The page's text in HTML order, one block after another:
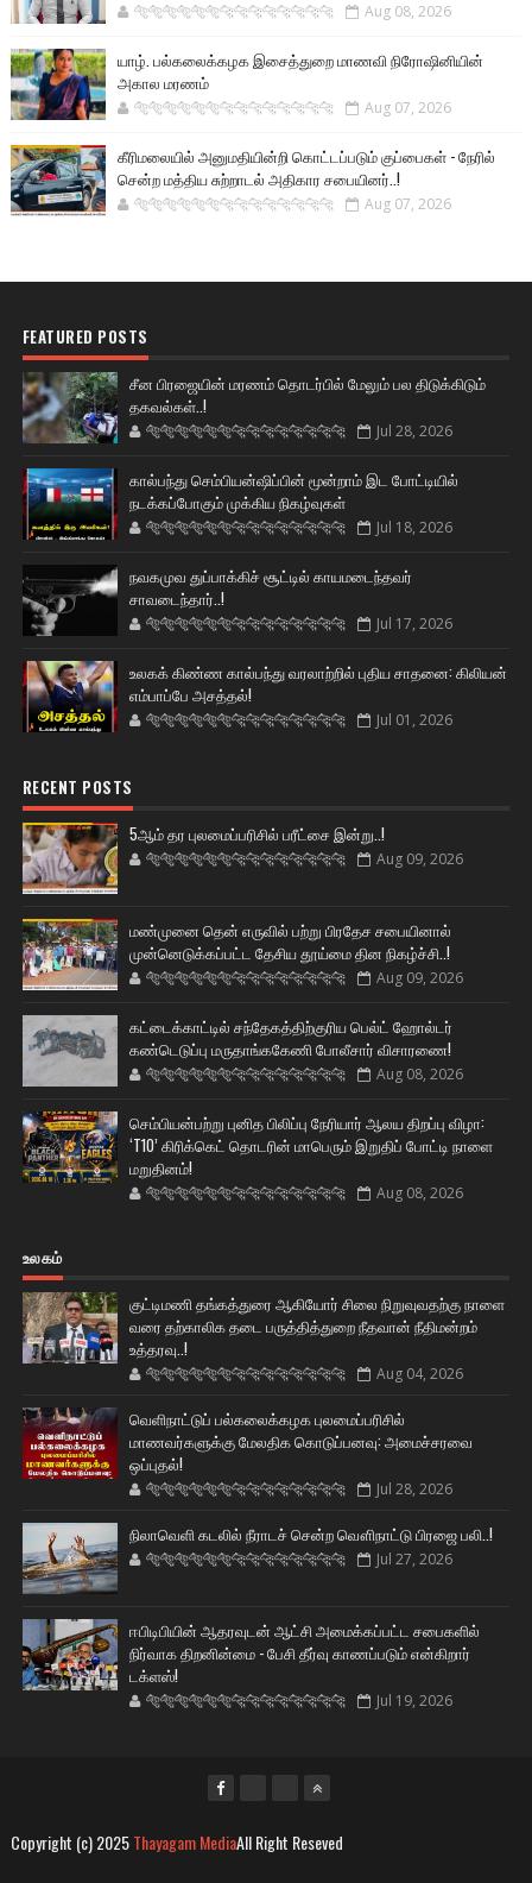
🐅🐅🐅🐅🐅🐅🐆🐆🐆🐆🐆🐆🐆🐆 Aug 08, 2026
யாழ். பல்கலைக்கழக இசைத்துறை மாணவி நிரோஷினியின்
அகால மரணம்
🐅🐅🐅🐅🐅🐅🐆🐆🐆🐆🐆🐆🐆🐆 Aug 07, 2026
கீரிமலையில் அனுமதியின்றி கொட்டப்படும் குப்பைகள் - நேரில்
சென்ற மத்திய சுற்றாடல் அதிகார சபையினர்..!
🐅🐅🐅🐅🐅🐅🐆🐆🐆🐆🐆🐆🐆🐆 Aug 07, 2026
FEATURED POSTS
சீன பிரஜையின் மரணம் தொடர்பில் மேலும் பல திடுக்கிடும்
தகவல்கள்..!
🐅🐅🐅🐅🐅🐅🐆🐆🐆🐆🐆🐆🐆🐆 Jul 28, 2026
கால்பந்து செம்பியன்ஷிப்பின் மூன்றாம் இட போட்டியில்
நடக்கப்போகும் முக்கிய நிகழ்வுகள்
🐅🐅🐅🐅🐅🐅🐆🐆🐆🐆🐆🐆🐆🐆 Jul 18, 2026
நவகமுவ துப்பாக்கிச் சூட்டில் காயமடைந்தவர்
சாவடைந்தார்..!
🐅🐅🐅🐅🐅🐅🐆🐆🐆🐆🐆🐆🐆🐆 Jul 17, 2026
உலகக் கிண்ண கால்பந்து வரலாற்றில் புதிய சாதனை: கிலியன்
எம்பாப்பே அசத்தல்!
🐅🐅🐅🐅🐅🐅🐆🐆🐆🐆🐆🐆🐆🐆 Jul 01, 2026
RECENT POSTS
5ஆம் தர புலமைப்பரிசில் பரீட்சை இன்று..!
🐅🐅🐅🐅🐅🐅🐆🐆🐆🐆🐆🐆🐆🐆 Aug 09, 2026
மண்முனை தென் எருவில் பற்று பிரதேச சபையினால்
முன்னெடுக்கப்பட்ட தேசிய தூய்மை தின நிகழ்ச்சி..!
🐅🐅🐅🐅🐅🐅🐆🐆🐆🐆🐆🐆🐆🐆 Aug 09, 2026
கட்டைக்காட்டில் சந்தேகத்திற்குரிய பெல்ட் ஹோல்டர்
கண்டெடுப்பு மருதாங்ககேணி போலீசார் விசாரணை!
🐅🐅🐅🐅🐅🐅🐆🐆🐆🐆🐆🐆🐆🐆 Aug 08, 2026
செம்பியன்பற்று புனித பிலிப்பு நேரியார் ஆலய திறப்பு விழா:
‘T10’ கிரிக்கெட் தொடரின் மாபெரும் இறுதிப் போட்டி நாளை
மறுதினம்!
🐅🐅🐅🐅🐅🐅🐆🐆🐆🐆🐆🐆🐆🐆 Aug 08, 2026
உலகம்
குட்டிமணி தங்கத்துரை ஆகியோர் சிலை நிறுவுவதற்கு நாளை
வரை தற்காலிக தடை பருத்தித்துறை நீதவான் நீதிமன்றம்
உத்தரவு..!
🐅🐅🐅🐅🐅🐅🐆🐆🐆🐆🐆🐆🐆🐆 Aug 04, 2026
வெளிநாட்டுப் பல்கலைக்கழக புலமைப்பரிசில்
மாணவர்களுக்கு மேலதிக கொடுப்பனவு: அமைச்சரவை
ஒப்புதல்!
🐅🐅🐅🐅🐅🐅🐆🐆🐆🐆🐆🐆🐆🐆 Jul 28, 2026
நிலாவெளி கடலில் நீராடச் சென்ற வௌிநாட்டு பிரஜை பலி..!
🐅🐅🐅🐅🐅🐅🐆🐆🐆🐆🐆🐆🐆🐆 Jul 27, 2026
ஈபிடிபியின் ஆதரவுடன் ஆட்சி அமைக்கப்பட்ட சபைகளில்
நிர்வாக திறனின்மை - பேசி தீர்வு காணப்படும் என்கிறார்
டக்ளஸ்!
🐅🐅🐅🐅🐅🐅🐆🐆🐆🐆🐆🐆🐆🐆 Jul 19, 2026
Copyright (c) 2025Thayagam MediaAll Right Reseved